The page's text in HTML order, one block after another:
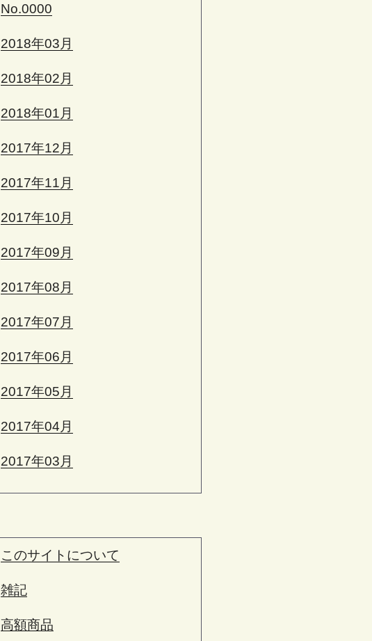
No.0000
2018年03月
2018年02月
2018年01月
2017年12月
2017年11月
2017年10月
2017年09月
2017年08月
2017年07月
2017年06月
2017年05月
2017年04月
2017年03月
このサイトについて
雑記
高額商品